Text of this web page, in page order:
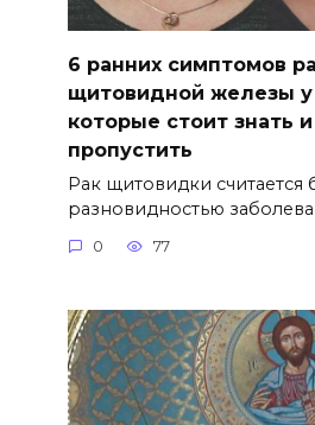
6 ранних симптомов
щитовидной железы
которые стоит знать
пропустить
Рак щитовидки считается
разновидностью
0 77